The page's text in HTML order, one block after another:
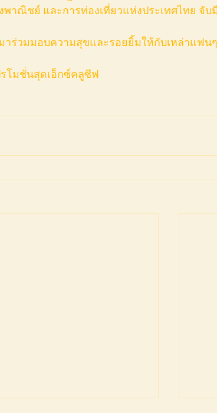
พาณิชย์ และการท่องเที่ยวแห่งประเทศไทย จับ
ร่วมมอบความสุขและรอยยิ้มให้กับเหล่าแฟน
ยโปรโมชั่นสุดเอ็กซ์คลูซีฟ